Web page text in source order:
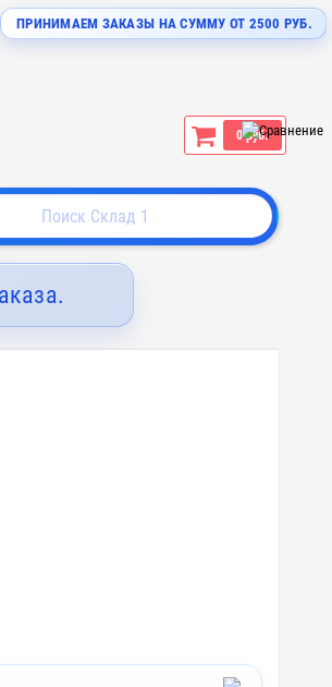
ПРИНИМАЕМ ЗАКАЗЫ НА СУММУ ОТ 2500 РУБ.
0 руб.